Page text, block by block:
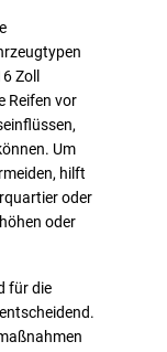
Zoll
Reifen vor
Um
hilft
oder
oder
für die